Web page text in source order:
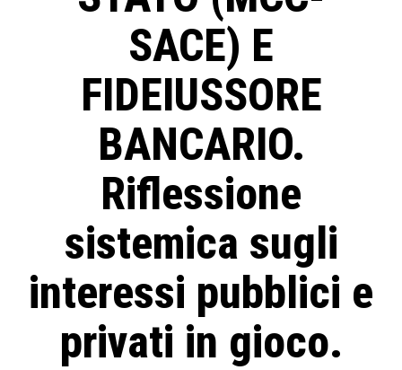
SACE) E
FIDEIUSSORE
BANCARIO.
Riflessione
sistemica sugli
interessi pubblici e
privati in gioco.